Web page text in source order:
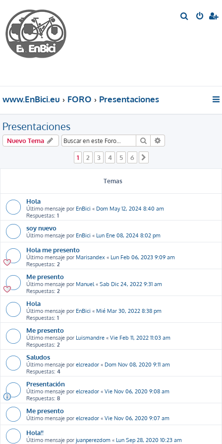
www.EnBici.eu FORO Presentaciones
Presentaciones
Nuevo Tema Buscar
1 2 3 4 5 6
Temas
Hola
Último mensaje por EnBici « Dom May 12, 2024 8:40 am
Respuestas: 1
soy nuevo
Último mensaje por EnBici « Lun Ene 08, 2024 8:02 pm
Hola me presento
Último mensaje por Marisandex « Lun Feb 06, 2023 9:09 am
Respuestas: 2
Me presento
Último mensaje por Manuel« Sab Dic 24, 2022 9:31 am
Respuestas: 2
Hola
Último mensaje por EnBici « Mié Mar 30, 2022 8:38 pm
Respuestas: 1
Me presento
Último mensaje por Luismandre « Vie Feb 11, 2022 11:03 am
Respuestas: 2
Saludos
Último mensaje por elcreador « Dom Nov 08, 2020 9:11 am
Respuestas: 4
Presentación
Último mensaje por elcreador « Vie Nov 06, 2020 9:08 am
Respuestas: 8
Me presento
Último mensaje por elcreador « Vie Nov 06, 2020 9:07 am
Hola!!
Último mensaje por juanperezdom « Lun Sep 28, 2020 10:23 am